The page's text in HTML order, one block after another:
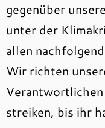
gegenüber
unter der
allen
Wir richten
streiken, bis ihr